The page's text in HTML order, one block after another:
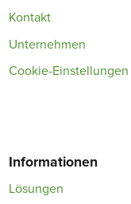
Kontakt
Unternehmen
Cookie-Einstellungen
Informationen
Lösungen